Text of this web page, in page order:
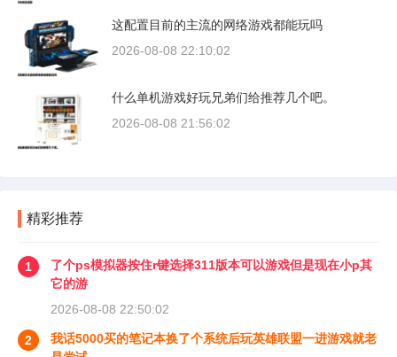
这配置目前的主流的网络游戏都能玩吗
2026-08-08 22:10:02
什么单机游戏好玩兄弟们给推荐几个吧。
2026-08-08 21:56:02
精彩推荐
1
了个ps模拟器按住r键选择311版本可以游戏但是现在小p其
它的游
2026-08-08 22:50:02
2
我话5000买的笔记本换了个系统后玩英雄联盟一进游戏就老